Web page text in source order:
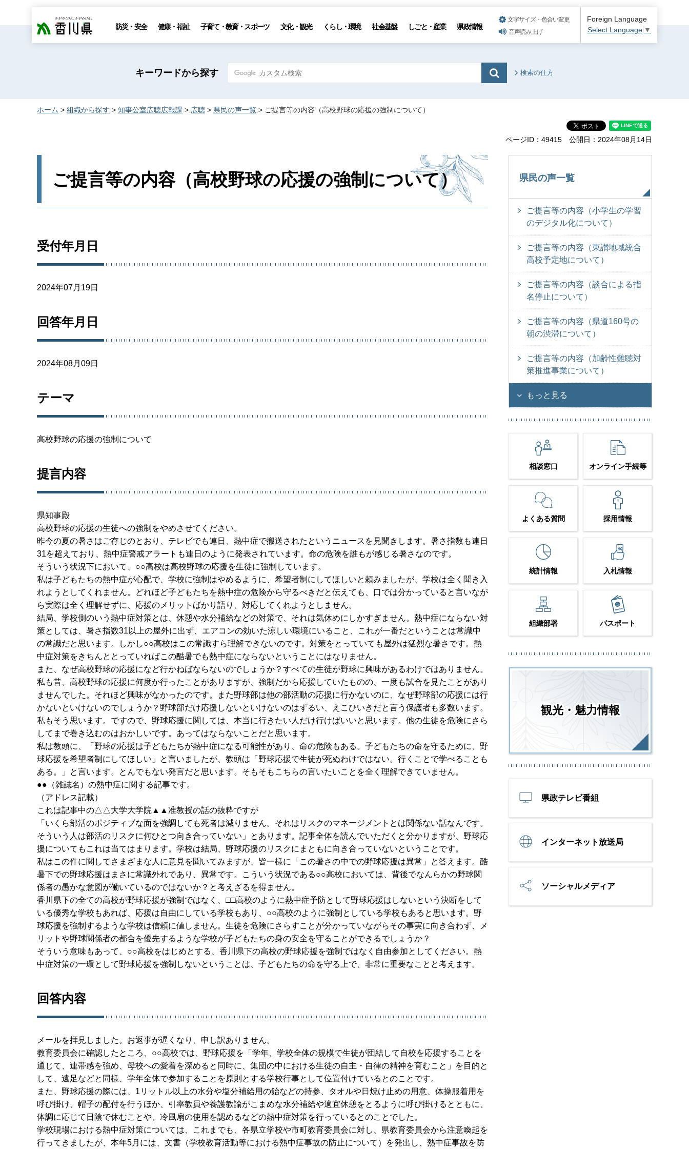
香川県 防災・安全 健康・福祉 子育て・教育・スポーツ 文化・観光 くらし・環境 社会基盤 しごと・産業 県政情報
文字サイズ・色合い変更
音声読み上げ
Foreign Language
Select Language ▼
キーワードから探す 検索の仕方
ホーム > 組織から探す > 知事公室広聴広報課 > 広聴 > 県民の声一覧 > ご提言等の内容（高校野球の応援の強制について）
ページID：49415 公開日：2024年08月14日
ご提言等の内容（高校野球の応援の強制について）
受付年月日
2024年07月19日
回答年月日
2024年08月09日
テーマ
高校野球の応援の強制について
提言内容
県知事殿
高校野球の応援の生徒への強制をやめさせてください。
昨今の夏の暑さはご存じのとおり、テレビでも連日、熱中症で搬送されたというニュースを見聞きします。暑さ指数も連日
31を超えており、熱中症警戒アラートも連日のように発表されています。命の危険を誰もが感じる暑さなのです。
そういう状況下において、○○高校は高校野球の応援を生徒に強制しています。
私は子どもたちの熱中症が心配で、学校に強制はやめるように、希望者制にしてほしいと頼みましたが、学校は全く聞き入
れようとしてくれません。どれほど子どもたちを熱中症の危険から守るべきだと伝えても、口では分かっていると言いなが
ら実際は全く理解せずに、応援のメリットばかり語り、対応してくれようとしません。
結局、学校側のいう熱中症対策とは、休憩や水分補給などの対策で、それは気休めにしかすぎません。熱中症にならない対
策としては、暑さ指数31以上の屋外に出ず、エアコンの効いた涼しい環境にいること、これが一番だということは常識中
の常識だと思います。しかし○○高校はこの常識すら理解できないのです。対策をとっていても屋外は猛烈な暑さです。熱
中症対策をきちんととっていればこの酷暑でも熱中症にならないということにはなりません。
また、なぜ高校野球の応援になど行かねばならないのでしょうか？すべての生徒が野球に興味があるわけではありません。
私も昔、高校野球の応援に何度か行ったことがありますが、強制だから応援していたものの、一度も試合を見たことがあり
ませんでした。それほど興味がなかったのです。また野球部は他の部活動の応援に行かないのに、なぜ野球部の応援には行
かないといけないのでしょうか？野球部だけ応援しないといけないのはずるい、えこひいきだと言う保護者も多数います。
私もそう思います。ですので、野球応援に関しては、本当に行きたい人だけ行けばいいと思います。他の生徒を危険にさら
してまで巻き込むのはおかしいです。あってはならないことだと思います。
私は教頭に、「野球の応援は子どもたちが熱中症になる可能性があり、命の危険もある。子どもたちの命を守るために、野
球応援を希望者制にしてほしい」と言いましたが、教頭は「野球応援で生徒が死ぬわけではない。行くことで学べることも
ある。」と言います。とんでもない発言だと思います。そもそもこちらの言いたいことを全く理解できていません。
●●（雑誌名）の熱中症に関する記事です。
（アドレス記載）
これは記事中の△△大学大学院▲▲准教授の話の抜粋ですが
「いくら部活のポジティブな面を強調しても死者は減りません。それはリスクのマネージメントとは関係ない話なんです。
そういう人は部活のリスクに何ひとつ向き合っていない」とあります。記事全体を読んでいただくと分かりますが、野球応
援についてもこれは当てはまります。学校は結局、野球応援のリスクにまともに向き合っていないということです。
私はこの件に関してさまざまな人に意見を聞いてみますが、皆一様に「この暑さの中での野球応援は異常」と答えます。酷
暑下での野球応援はまさに常識外れであり、異常です。こういう状況である○○高校においては、背後でなんらかの野球関
係者の愚かな意図が働いているのではないか？と考えざるを得ません。
香川県下の全ての高校が野球応援が強制ではなく、□□高校のように熱中症予防として野球応援はしないという決断をして
いる優秀な学校もあれば、応援は自由にしている学校もあり、○○高校のように強制としている学校もあると思います。野
球応援を強制するような学校は信頼に値しません。生徒を危険にさらすことが分かっていながらその事実に向き合わず、メ
リットや野球関係者の都合を優先するような学校が子どもたちの身の安全を守ることができるでしょうか？
そういう意味もあって、○○高校をはじめとする、香川県下の高校の野球応援を強制ではなく自由参加としてください。熱
中症対策の一環として野球応援を強制しないということは、子どもたちの命を守る上で、非常に重要なことと考えます。
回答内容
メールを拝見しました。お返事が遅くなり、申し訳ありません。
教育委員会に確認したところ、○○高校では、野球応援を「学年、学校全体の規模で生徒が団結して自校を応援することを
通じて、連帯感を強め、母校への愛着を深めると同時に、集団の中における生徒の自主・自律の精神を育むこと」を目的と
して、遠足などと同様、学年全体で参加することを原則とする学校行事として位置付けているとのことです。
また、野球応援の際には、1リットル以上の水分や塩分補給用の飴などの持参、タオルや日焼け止めの用意、体操服着用を
呼び掛け、帽子の配付を行うほか、引率教員や養護教諭がこまめな水分補給や適宜休憩をとるように呼び掛けるとともに、
体調に応じて日陰で休むことや、冷風扇の使用を認めるなどの熱中症対策を行っているとのことでした。
学校現場における熱中症対策については、これまでも、各県立学校や市町教育委員会に対し、県教育委員会から注意喚起を
行ってきましたが、本年5月には、文書（学校教育活動等における熱中症事故の防止について）を発出し、熱中症事故を防
県民の声一覧
ご提言等の内容（小学生の学習
のデジタル化について）
ご提言等の内容（東讃地域統合
高校予定地について）
ご提言等の内容（談合による指
名停止について）
ご提言等の内容（県道160号の
朝の渋滞について）
ご提言等の内容（加齢性難聴対
策推進事業について）
もっと見る
相談窓口 オンライン手続等
よくある質問 採用情報
統計情報 入札情報
組織部署 パスポート
観光・魅力情報
県政テレビ番組
インターネット放送局
ソーシャルメディア